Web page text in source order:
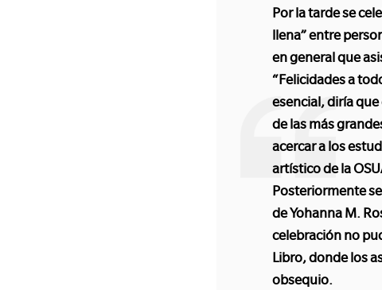
Por la tarde se
llena” entre
en general que
“Felicidades a
esencial, diría
de las más
acercar a los
artístico de la
Posteriormente
de Yohanna M.
celebración no
Libro, donde los
obsequio.